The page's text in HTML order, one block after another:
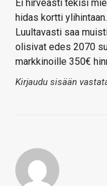
Ei hirveästi tekisi
hidas kortti ylihintaan.
Luultavasti saa
olisivat edes 2070
markkinoille 350€
Kirjaudu sisään